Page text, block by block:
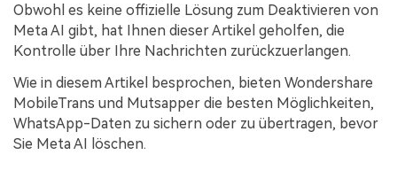
Obwohl es keine offizielle Lösung zum Deaktivieren von
Meta AI gibt, hat Ihnen dieser Artikel geholfen, die
Kontrolle über Ihre Nachrichten zurückzuerlangen.
Wie in diesem Artikel besprochen, bieten Wondershare
MobileTrans und Mutsapper die besten Möglichkeiten,
WhatsApp-Daten zu sichern oder zu übertragen, bevor
Sie Meta AI löschen.